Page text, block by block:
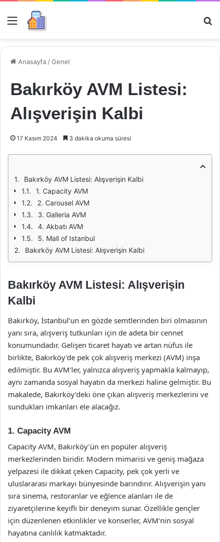
Menü
Anasayfa /Genel
Bakırköy AVM Listesi:
Alışverişin Kalbi
17 Kasım 2024 3 dakika okuma süresi
Bakırköy AVM Listesi: Alışverişin Kalbi
1. Capacity AVM
2. Carousel AVM
3. Galleria AVM
4. Akbatı AVM
5. Mall of Istanbul
Bakırköy AVM Listesi: Alışverişin Kalbi
Bakırköy AVM Listesi: Alışverişin
Kalbi
Bakırköy, İstanbul’un en gözde semtlerinden biri olmasının
yanı sıra, alışveriş tutkunları için de adeta bir cennet
konumundadır. Gelişen ticaret hayatı ve artan nüfus ile
birlikte, Bakırköy’de pek çok alışveriş merkezi (AVM) inşa
edilmiştir. Bu AVM’ler, yalnızca alışveriş yapmakla kalmayıp,
aynı zamanda sosyal hayatın da merkezi haline gelmiştir. Bu
makalede, Bakırköy’deki öne çıkan alışveriş merkezlerini ve
sundukları imkanları ele alacağız.
1. Capacity AVM
Capacity AVM, Bakırköy’ün en popüler alışveriş
merkezlerinden biridir. Modern mimarisi ve geniş mağaza
yelpazesi ile dikkat çeken Capacity, pek çok yerli ve
uluslararası markayı bünyesinde barındırır. Alışverişin yanı
sıra sinema, restoranlar ve eğlence alanları ile de
ziyaretçilerine keyifli bir deneyim sunar. Özellikle gençler
için düzenlenen etkinlikler ve konserler, AVM’nin sosyal
hayatına canlılık katmaktadır.